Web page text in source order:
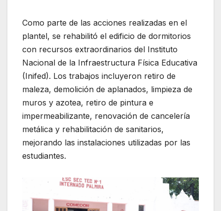
Como parte de las acciones realizadas en el
plantel, se rehabilitó el edificio de dormitorios
con recursos extraordinarios del Instituto
Nacional de la Infraestructura Física Educativa
(Inifed). Los trabajos incluyeron retiro de
maleza, demolición de aplanados, limpieza de
muros y azotea, retiro de pintura e
impermeabilizante, renovación de cancelería
metálica y rehabilitación de sanitarios,
mejorando las instalaciones utilizadas por las
estudiantes.